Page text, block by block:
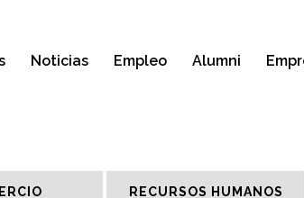
Noticias Empleo Alumni
RECURSOS HUMANOS